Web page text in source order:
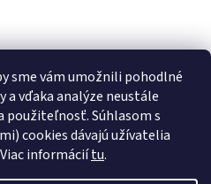
sme vám umožnili pohodlné
vďaka analýze neustále
použiteľnosť. Súhlasom s
cookies dávajú užívatelia
informáciítu.